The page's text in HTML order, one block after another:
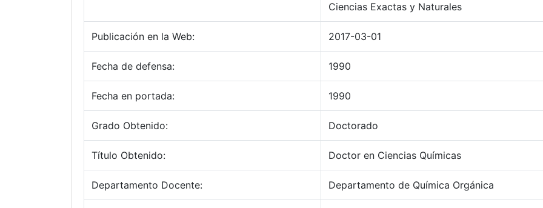
Ciencias Exactas y Naturales
Publicación en la Web: 2017-03-01
Fecha de defensa: 1990
Fecha en portada: 1990
Grado Obtenido: Doctorado
Título Obtenido: Doctor en Ciencias Químicas
Departamento Docente: Departamento de Química Orgánica